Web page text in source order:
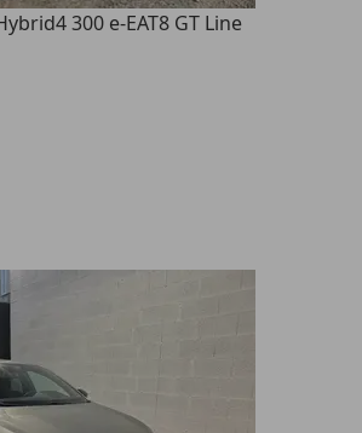
300 e-EAT8 GT Line